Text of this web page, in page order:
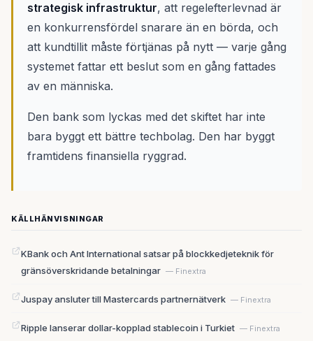
strategisk infrastruktur, att regelefterlevnad är
en konkurrensfördel snarare än en börda, och
att kundtillit måste förtjänas på nytt — varje gång
systemet fattar ett beslut som en gång fattades
av en människa.
Den bank som lyckas med det skiftet har inte
bara byggt ett bättre techbolag. Den har byggt
framtidens finansiella ryggrad.
KÄLLHÄNVISNINGAR
KBank och Ant International satsar på blockkedjeteknik för
gränsöverskridande betalningar — Finextra
Juspay ansluter till Mastercards partnernätverk — Finextra
Ripple lanserar dollar-kopplad stablecoin i Turkiet — Finextra